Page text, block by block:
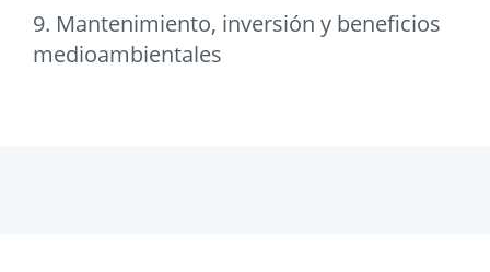
9. Mantenimiento, inversión y beneficios
medioambientales